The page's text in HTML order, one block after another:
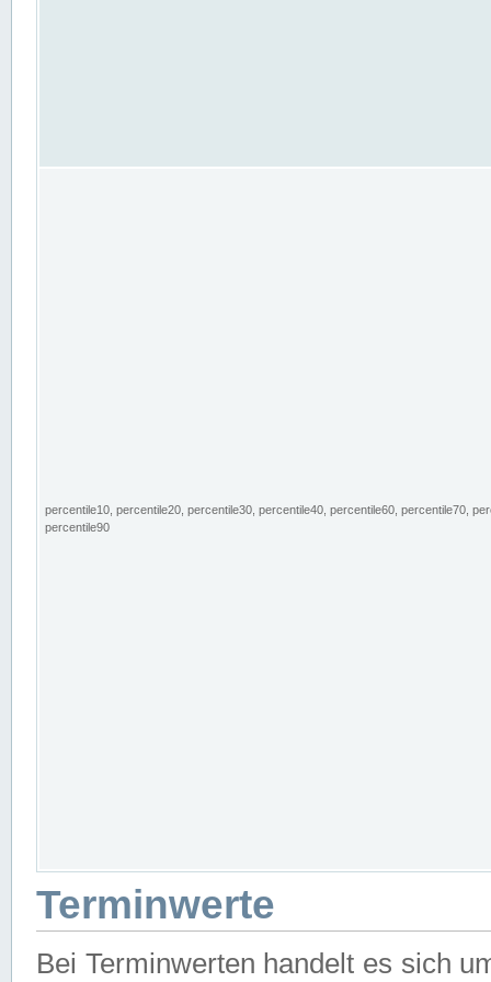
percentile10, percentile20, percentile30, percentile40, percentile60, percentile70,
percentile90
Terminwerte
Bei Terminwerten handelt es sich